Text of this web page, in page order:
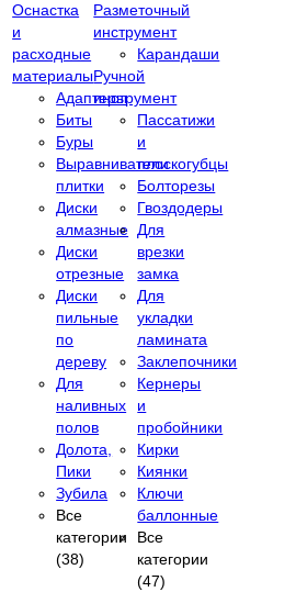
Оснастка
и
расходные
материалы
Адаптеры
Биты
Буры
Выравниватели
плитки
Диски
алмазные
Диски
отрезные
Диски
пильные
по
дереву
Для
наливных
полов
Долота,
Пики
Зубила
Все
категории
(38)
Разметочный
инструмент
Карандаши
Ручной
инструмент
Пассатижи
и
плоскогубцы
Болторезы
Гвоздодеры
Для
врезки
замка
Для
укладки
ламината
Заклепочники
Кернеры
и
пробойники
Кирки
Киянки
Ключи
баллонные
Все
категории
(47)